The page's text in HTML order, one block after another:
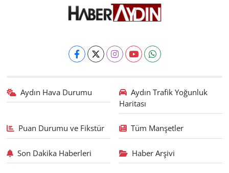
Aydın Hava Durumu
Aydın Trafik Yoğunluk
Haritası
Puan Durumu ve Fikstür Tüm Manşetler
Son Dakika Haberleri Haber Arşivi